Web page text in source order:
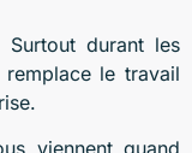
Surtout durant les
remplace le travail